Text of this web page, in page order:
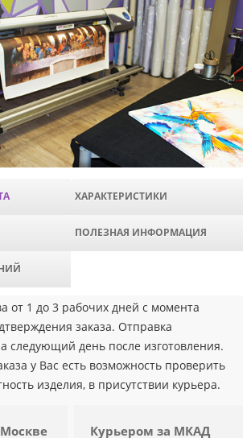
ХАРАКТЕРИСТИКИ
ПОЛЕЗНАЯ ИНФОРМАЦИЯ
от 1 до 3 рабочих дней с момента
заказа. Отправка
следующий день после изготовления.
у Вас есть возможность проверить
изделия, в присутствии курьера.
Курьером за МКАД